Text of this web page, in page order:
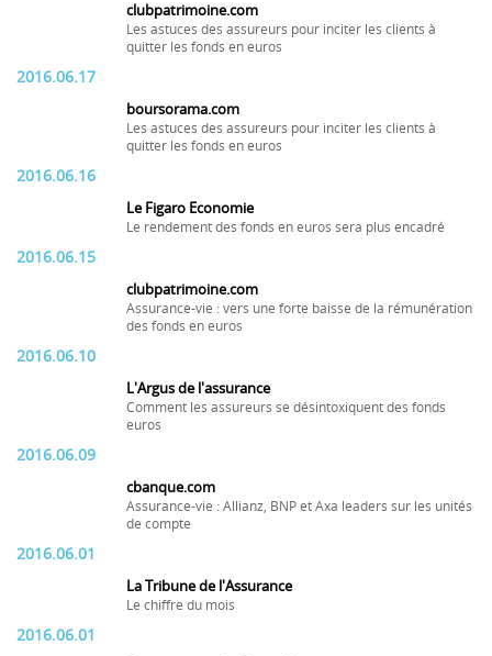
clubpatrimoine.com
Les astuces des assureurs pour inciter les clients à
quitter les fonds en euros
2016.06.17
boursorama.com
Les astuces des assureurs pour inciter les clients à
quitter les fonds en euros
2016.06.16
Le Figaro Economie
Le rendement des fonds en euros sera plus encadré
2016.06.15
clubpatrimoine.com
Assurance-vie : vers une forte baisse de la rémunération
des fonds en euros
2016.06.10
L'Argus de l'assurance
Comment les assureurs se désintoxiquent des fonds
euros
2016.06.09
cbanque.com
Assurance-vie : Allianz, BNP et Axa leaders sur les unités
de compte
2016.06.01
La Tribune de l'Assurance
Le chiffre du mois
2016.06.01